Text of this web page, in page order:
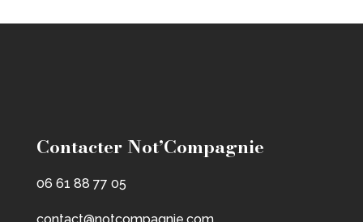
Contacter Not’Compagnie
06 61 88 77 05